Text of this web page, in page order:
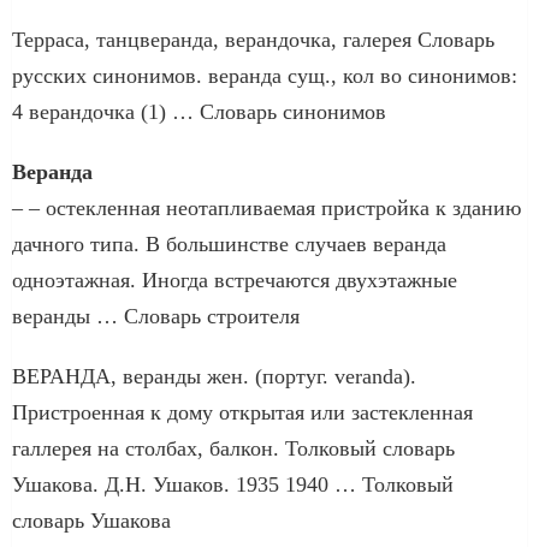
Терраса, танцверанда, верандочка, галерея Словарь
русских синонимов. веранда сущ., кол во синонимов:
4 верандочка (1) … Словарь синонимов
Веранда
– – остекленная неотапливаемая пристройка к зданию
дачного типа. В большинстве случаев веранда
одноэтажная. Иногда встречаются двухэтажные
веранды … Словарь строителя
ВЕРАНДА, веранды жен. (португ. veranda).
Пристроенная к дому открытая или застекленная
галлерея на столбах, балкон. Толковый словарь
Ушакова. Д.Н. Ушаков. 1935 1940 … Толковый
словарь Ушакова